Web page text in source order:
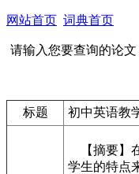
网站首页 词典首页
请输入您要查询的论文
标题 初中英语教
【摘要】
学生的特点